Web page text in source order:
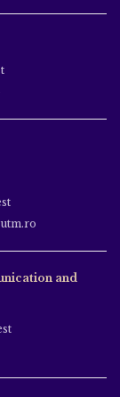
and